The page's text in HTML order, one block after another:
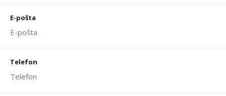
E-pošta
Telefon